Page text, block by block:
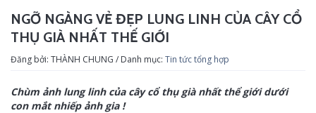
NGỠ NGÀNG VẺ ĐẸP LUNG LINH CỦA CÂY CỔ
THỤ GIÀ NHẤT THẾ GIỚI
Đăng bởi: THÀNH CHUNG / Danh mục: Tin tức tổng hợp
Chùm ảnh lung linh của cây cổ thụ già nhất thể giới dưới
con mắt nhiếp ảnh gia !